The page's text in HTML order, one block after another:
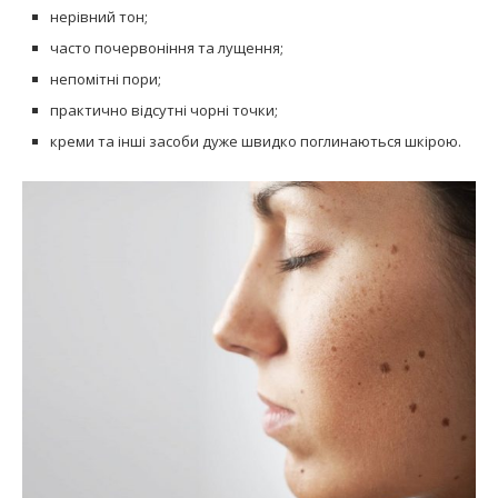
нерівний тон;
часто почервоніння та лущення;
непомітні пори;
практично відсутні чорні точки;
креми та інші засоби дуже швидко поглинаються шкірою.